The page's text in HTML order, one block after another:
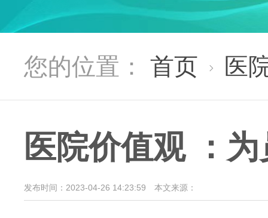
您的位置： 首页  医
医院价值观 ：
发布时间：2023-04-26 14:23:59 本文来源：